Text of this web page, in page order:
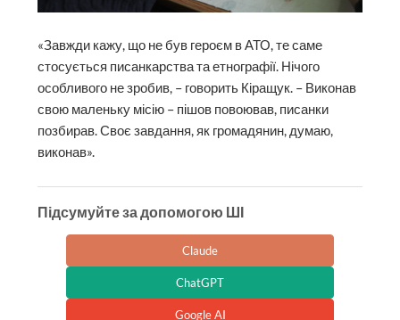
«Завжди кажу, що не був героєм в АТО, те саме
стосується писанкарства та етнографії. Нічого
особливого не зробив, – говорить Кіращук. – Виконав
свою маленьку місію – пішов повоював, писанки
позбирав. Своє завдання, як громадянин, думаю,
виконав».
Підсумуйте за допомогою ШІ
Claude
ChatGPT
Google AI